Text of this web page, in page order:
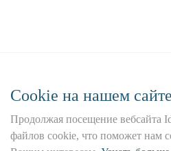
Сookie на нашем сайте
Продолжая посещение вебсайта
файлов cookie, что поможет нам